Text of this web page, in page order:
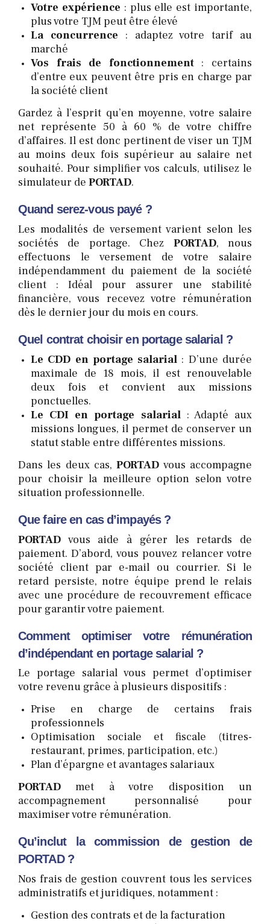
Votre expérience : plus elle est importante,
plus votre TJM peut être élevé
La concurrence : adaptez votre tarif au
marché
Vos frais de fonctionnement: certains
d’entre eux peuvent être pris en charge par
la société client
Gardez à l’esprit qu’en moyenne, votre salaire
net représente 50 à 60 % de votre chiffre
d’affaires. Il est donc pertinent de viser un TJM
au moins deux fois supérieur au salaire net
souhaité. Pour simplifier vos calculs, utilisez le
simulateur de PORTAD.
Quand serez-vous payé ?
Les modalités de versement varient selon les
sociétés de portage. Chez PORTAD, nous
effectuons le versement de votre salaire
indépendamment du paiement de la société
client : Idéal pour assurer une stabilité
financière, vous recevez votre rémunération
dès le dernier jour du mois en cours.
Quel contrat choisir en portage salarial ?
Le CDD en portage salarial : D’une durée
maximale de 18 mois, il est renouvelable
deux fois et convient aux missions
ponctuelles.
Le CDI en portage salarial: Adapté aux
missions longues, il permet de conserver un
statut stable entre différentes missions.
Dans les deux cas,PORTAD vous accompagne
pour choisir la meilleure option selon votre
situation professionnelle.
Que faire en cas d’impayés ?
PORTAD vous aide à gérer les retards de
paiement. D’abord, vous pouvez relancer votre
société client par e-mail ou courrier. Si le
retard persiste, notre équipe prend le relais
avec une procédure de recouvrement efficace
pour garantir votre paiement.
Comment optimiser votre rémunération
d’indépendant en portage salarial ?
Le portage salarial vous permet d’optimiser
votre revenu grâce à plusieurs dispositifs :
Prise en charge de certains frais
professionnels
Optimisation sociale et fiscale (titres-
restaurant, primes, participation, etc.)
Plan d’épargne et avantages salariaux
PORTAD met à votre disposition un
accompagnement personnalisé pour
maximiser votre rémunération.
Qu’inclut la commission de gestion de
PORTAD ?
Nos frais de gestion couvrent tous les services
administratifs et juridiques, notamment :
Gestion des contrats et de la facturation